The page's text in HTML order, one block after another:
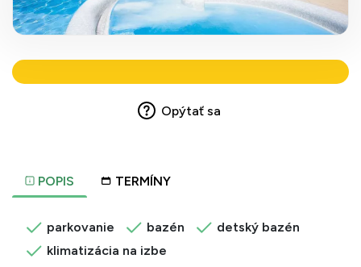
POPIS TERMÍNY
parkovanie bazén
detský bazén
klimatizácia na izbe
Opýtať sa